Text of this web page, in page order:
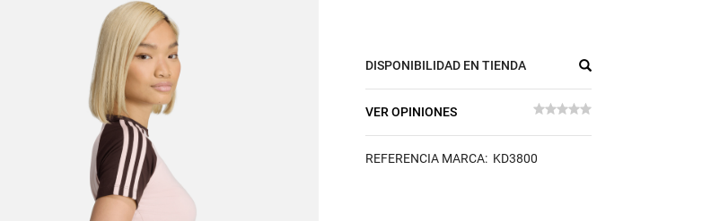
DISPONIBILIDAD EN TIENDA
VER OPINIONES
REFERENCIA MARCA: KD3800